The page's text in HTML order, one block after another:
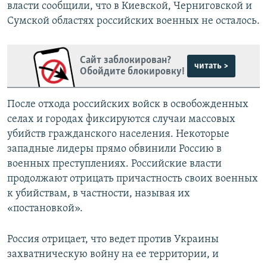
власти сообщили, что в Киевской, Черниговской и
Сумской областях российских военных не осталось.
Сайт заблокирован?
Обойдите блокировку!
читать >
После отхода российских войск в освобожденных
селах и городах фиксируются случаи массовых
убийств гражданского населения. Некоторые
западные лидеры прямо обвинили Россию в
военных преступлениях. Российские власти
продолжают отрицать причастность своих военных
к убийствам, в частности, называя их
«постановкой».
Россия отрицает, что ведет против Украины
захватническую войну на ее территории, и